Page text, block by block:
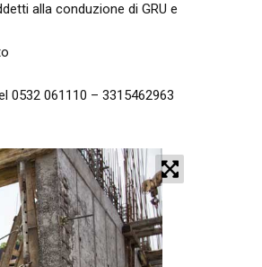
alla conduzione di GRU e
0532 061110 – 3315462963